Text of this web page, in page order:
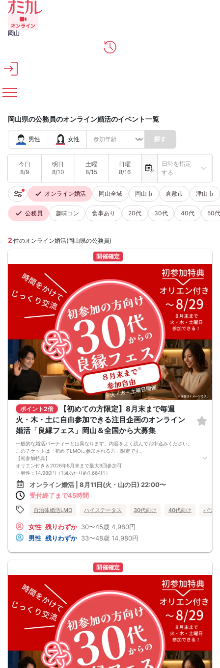
メインコンテンツへスキップ
岡山
岡山県の公務員のオンライン婚活のイベント一覧
男性 女性 探す
今日
8/9
明日
8/10
土曜
8/15
日曜
8/16
日時を指定
する
オンライン婚活 岡山全域 岡山市 倉敷市 津山市
公務員 趣味コン 食事あり 20代 30代 40代 50代
2 件のオンライン婚活(岡山県の公務員)
開催確定
ポイント2倍
【初めての方限定】8月末まで毎週
火・木・土に自由参加できる注目企画のオンライン
婚活「良縁フェス」岡山＆全国から大募集
一般的な婚活パーティーとは異なります。内容をよく読んでお申込みください。
このチケットは「初めてLMOに参加される方」限定です。
【初参加特典】
オリエン付き＆2026年8月末まで最大9回参加可
・男性：14,980円（1回あたり約1,664円）
・女性：4,980円（1回あたり約553円）
LMO「良縁フェス」は、複数回の交流を通じて人柄や相性をじっくり確かめられ
るオンライン婚活イベントです。
いきたい方に向いています。
初参加オリエン（必須）：8月11日（火） 22:00〜22:30
交流1回目：同日 22:30〜24:00
交流2回目以降：8月13日（木）〜8月末の火・木・土 22:30〜24:00
＜お見合い申請期限＞
同期間に参加した異性の中から1名に申請できます。お相手が了承するとお見合い
が成立し、オンラインで約30分1対1で対話できます。
＜最低遂行人数＞
8月末までに最大9回の交流機会を設け、男女各10名以上の方と出会えるよう募
集・運営します。
＜新規募集対象＞
・女性：30〜45歳
・男性：33〜48歳かつ士業・公務員・正社員のいずれか
・男女共通：病気療養中の方は全快後にご参加ください。
※開催案内（中止連絡含む）は初回開始15分前までにお送りします。
※全国から募集しています。日本国内在住で日本からオンライン参加できる方に限
ります（EEA等を含む海外からの利用不可）。
※新規募集の対象年齢はバランス調整のため変動する場合があります。
オンライン婚活 | 8月11日(火・山の日) 22:00〜
受付終了まで45時間
自治体婚活LMO ハイステータス 30代向け 40代向け バツ
女性 残りわずか 30〜45歳 4,980円
男性 残りわずか 33〜48歳 14,980円
開催確定